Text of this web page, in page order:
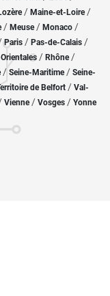
/ Maine-et-Loire/
/ Meuse/ Monaco /
Paris / Pas-de-Calais /
/ Rhône/
/ Seine-Maritime/ Seine-
de Belfort / Val-
Vienne/ Vosges / Yonne